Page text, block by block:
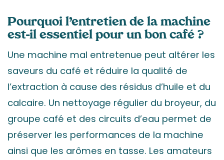
Pourquoi l’entretien de la machine
est-il essentiel pour un bon café ?
Une machine mal entretenue peut altérer les
saveurs du café et réduire la qualité de
l’extraction à cause des résidus d’huile et du
calcaire. Un nettoyage régulier du broyeur, du
groupe café et des circuits d’eau permet de
préserver les performances de la machine
ainsi que les arômes en tasse. Les amateurs